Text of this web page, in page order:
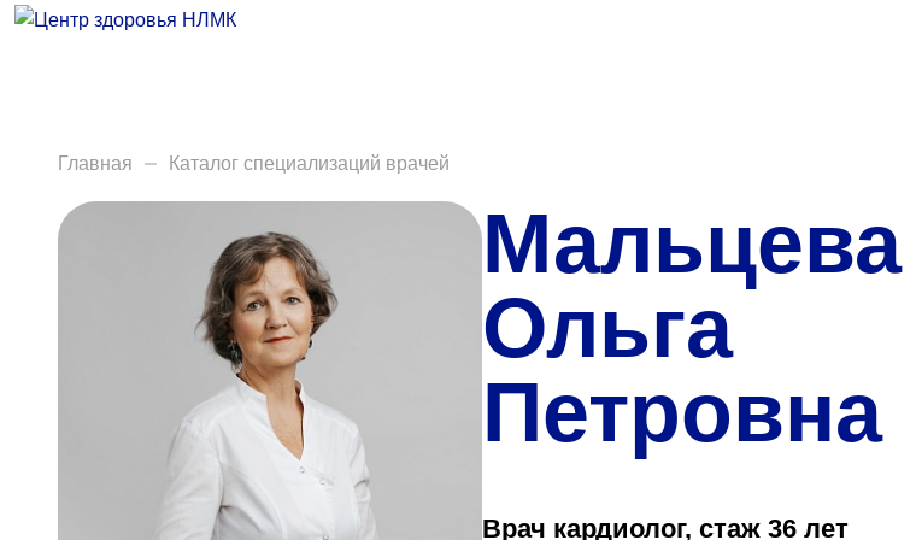
Анализы
Диагностика
Пациентам
Вакансии
Контакты
Центр здоровья НЛМК
Главная Каталог специализаций врачей
Мальцева
Ольга
Петровна
Врач кардиолог, стаж 36 лет